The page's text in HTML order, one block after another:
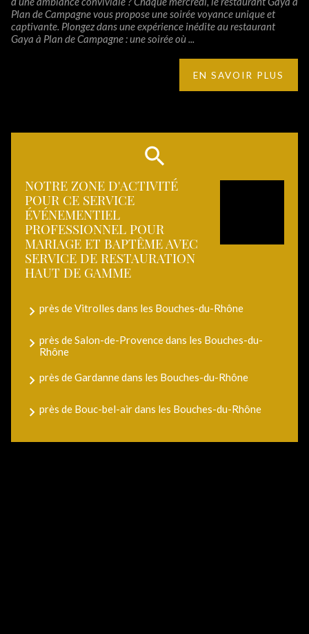
Plan de Campagne vous propose une soirée voyance unique et
captivante. Plongez dans une expérience inédite au restaurant
Gaya à Plan de Campagne : une soirée où ...
EN SAVOIR PLUS
NOTRE ZONE D'ACTIVITÉ
POUR CE SERVICE
ÉVÉNEMENTIEL
PROFESSIONNEL POUR
MARIAGE ET BAPTÊME AVEC
SERVICE DE RESTAURATION
HAUT DE GAMME
près de Vitrolles dans les Bouches-du-Rhône
près de Salon-de-Provence dans les Bouches-du-
Rhône
près de Gardanne dans les Bouches-du-Rhône
près de Bouc-bel-air dans les Bouches-du-Rhône